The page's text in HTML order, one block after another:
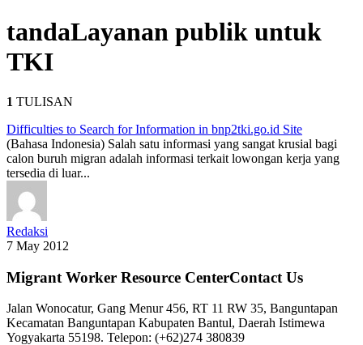
tandaLayanan publik untuk
TKI
1 TULISAN
Difficulties to Search for Information in bnp2tki.go.id Site
(Bahasa Indonesia) Salah satu informasi yang sangat krusial bagi
calon buruh migran adalah informasi terkait lowongan kerja yang
tersedia di luar...
Redaksi
7 May 2012
Migrant Worker Resource CenterContact Us
Jalan Wonocatur, Gang Menur 456, RT 11 RW 35, Banguntapan
Kecamatan Banguntapan Kabupaten Bantul, Daerah Istimewa
Yogyakarta 55198. Telepon: (+62)274 380839